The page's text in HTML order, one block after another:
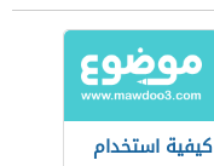
كيفية استخدام